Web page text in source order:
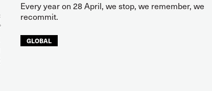
Every year on 28 April, we stop, we remember, we
recommit.
GLOBAL